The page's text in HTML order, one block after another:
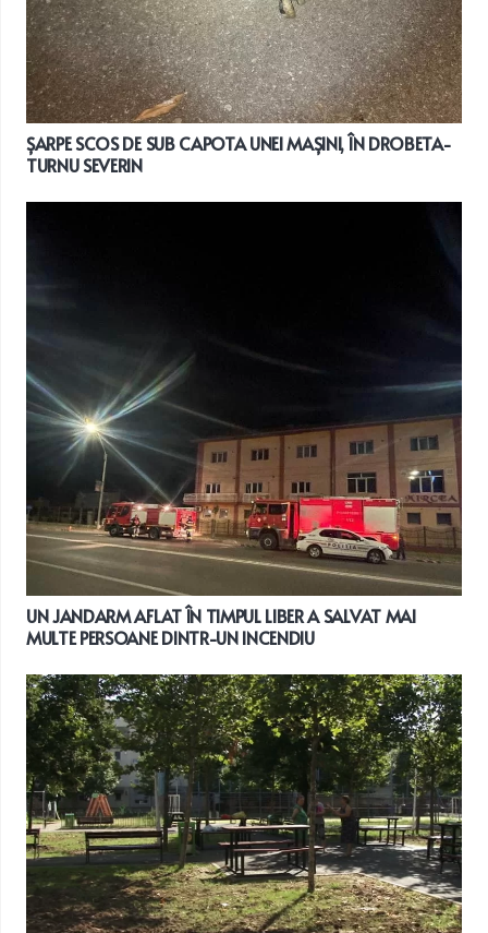
ȘARPE SCOS DE SUB CAPOTA UNEI MAȘINI, ÎN DROBETA-
TURNU SEVERIN
UN JANDARM AFLAT ÎN TIMPUL LIBER A SALVAT MAI
MULTE PERSOANE DINTR-UN INCENDIU